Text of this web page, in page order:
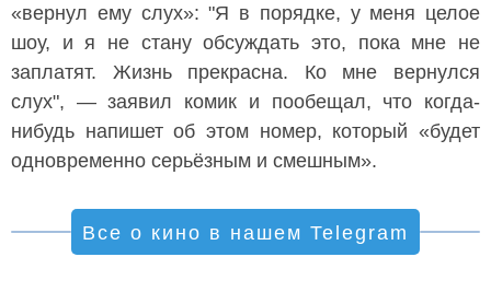
«вернул ему слух»: "Я в порядке, у меня целое
шоу, и я не стану обсуждать это, пока мне не
заплатят. Жизнь прекрасна. Ко мне вернулся
слух", — заявил комик и пообещал, что когда-
нибудь напишет об этом номер, который «будет
одновременно серьёзным и смешным».
Все о кино в нашем Telegram